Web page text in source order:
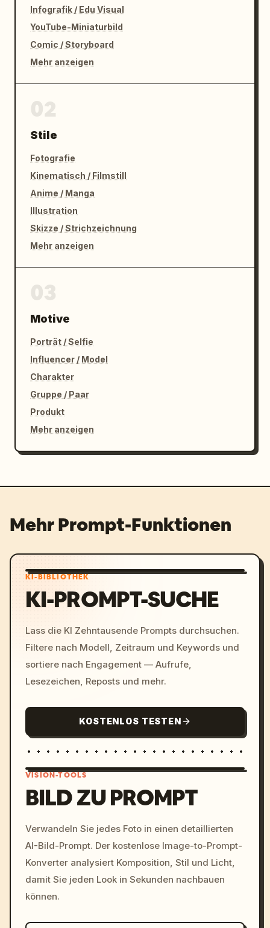
Infografik / Edu Visual
YouTube-Miniaturbild
Comic / Storyboard
Mehr anzeigen
Stile
Fotografie
Kinematisch / Filmstill
Anime / Manga
Illustration
Skizze / Strichzeichnung
Mehr anzeigen
Motive
Porträt / Selfie
Influencer / Model
Charakter
Gruppe / Paar
Produkt
Mehr anzeigen
Mehr Prompt-Funktionen
KI-BIBLIOTHEK
KI-PROMPT-SUCHE
Lass die KI Zehntausende Prompts durchsuchen.
Filtere nach Modell, Zeitraum und Keywords und
sortiere nach Engagement — Aufrufe,
Lesezeichen, Reposts und mehr.
KOSTENLOS TESTEN
c, cyberpunk sunset, neon
colors, 8k --v 6.0
VISION-TOOLS
BILD ZU PROMPT
Verwandeln Sie jedes Foto in einen detaillierten
AI-Bild-Prompt. Der kostenlose Image-to-Prompt-
Konverter analysiert Komposition, Stil und Licht,
damit Sie jeden Look in Sekunden nachbauen
können.